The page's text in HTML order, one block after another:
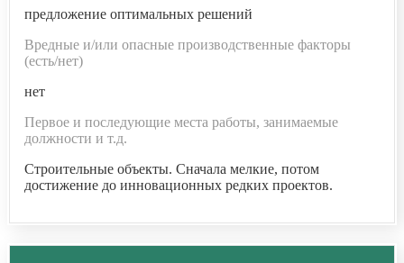
предложение оптимальных решений
Вредные и/или опасные производственные факторы
(есть/нет)
нет
Первое и последующие места работы, занимаемые
должности и т.д.
Строительные объекты. Сначала мелкие, потом
достижение до инновационных редких проектов.